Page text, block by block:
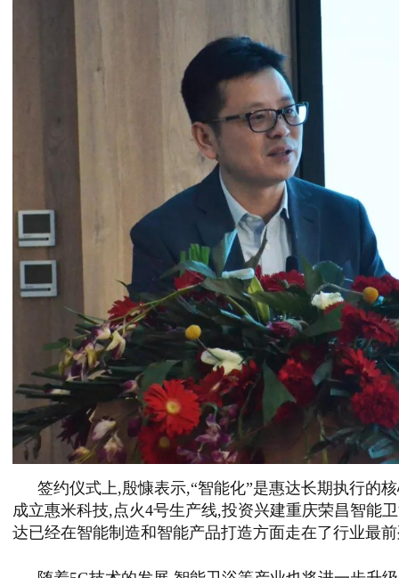
签约仪式上,殷慷表示,“智能化”是惠达长期执行的
成立惠米科技,点火4号生产线,投资兴建重庆荣昌智能
达已经在智能制造和智能产品打造方面走在了行业最